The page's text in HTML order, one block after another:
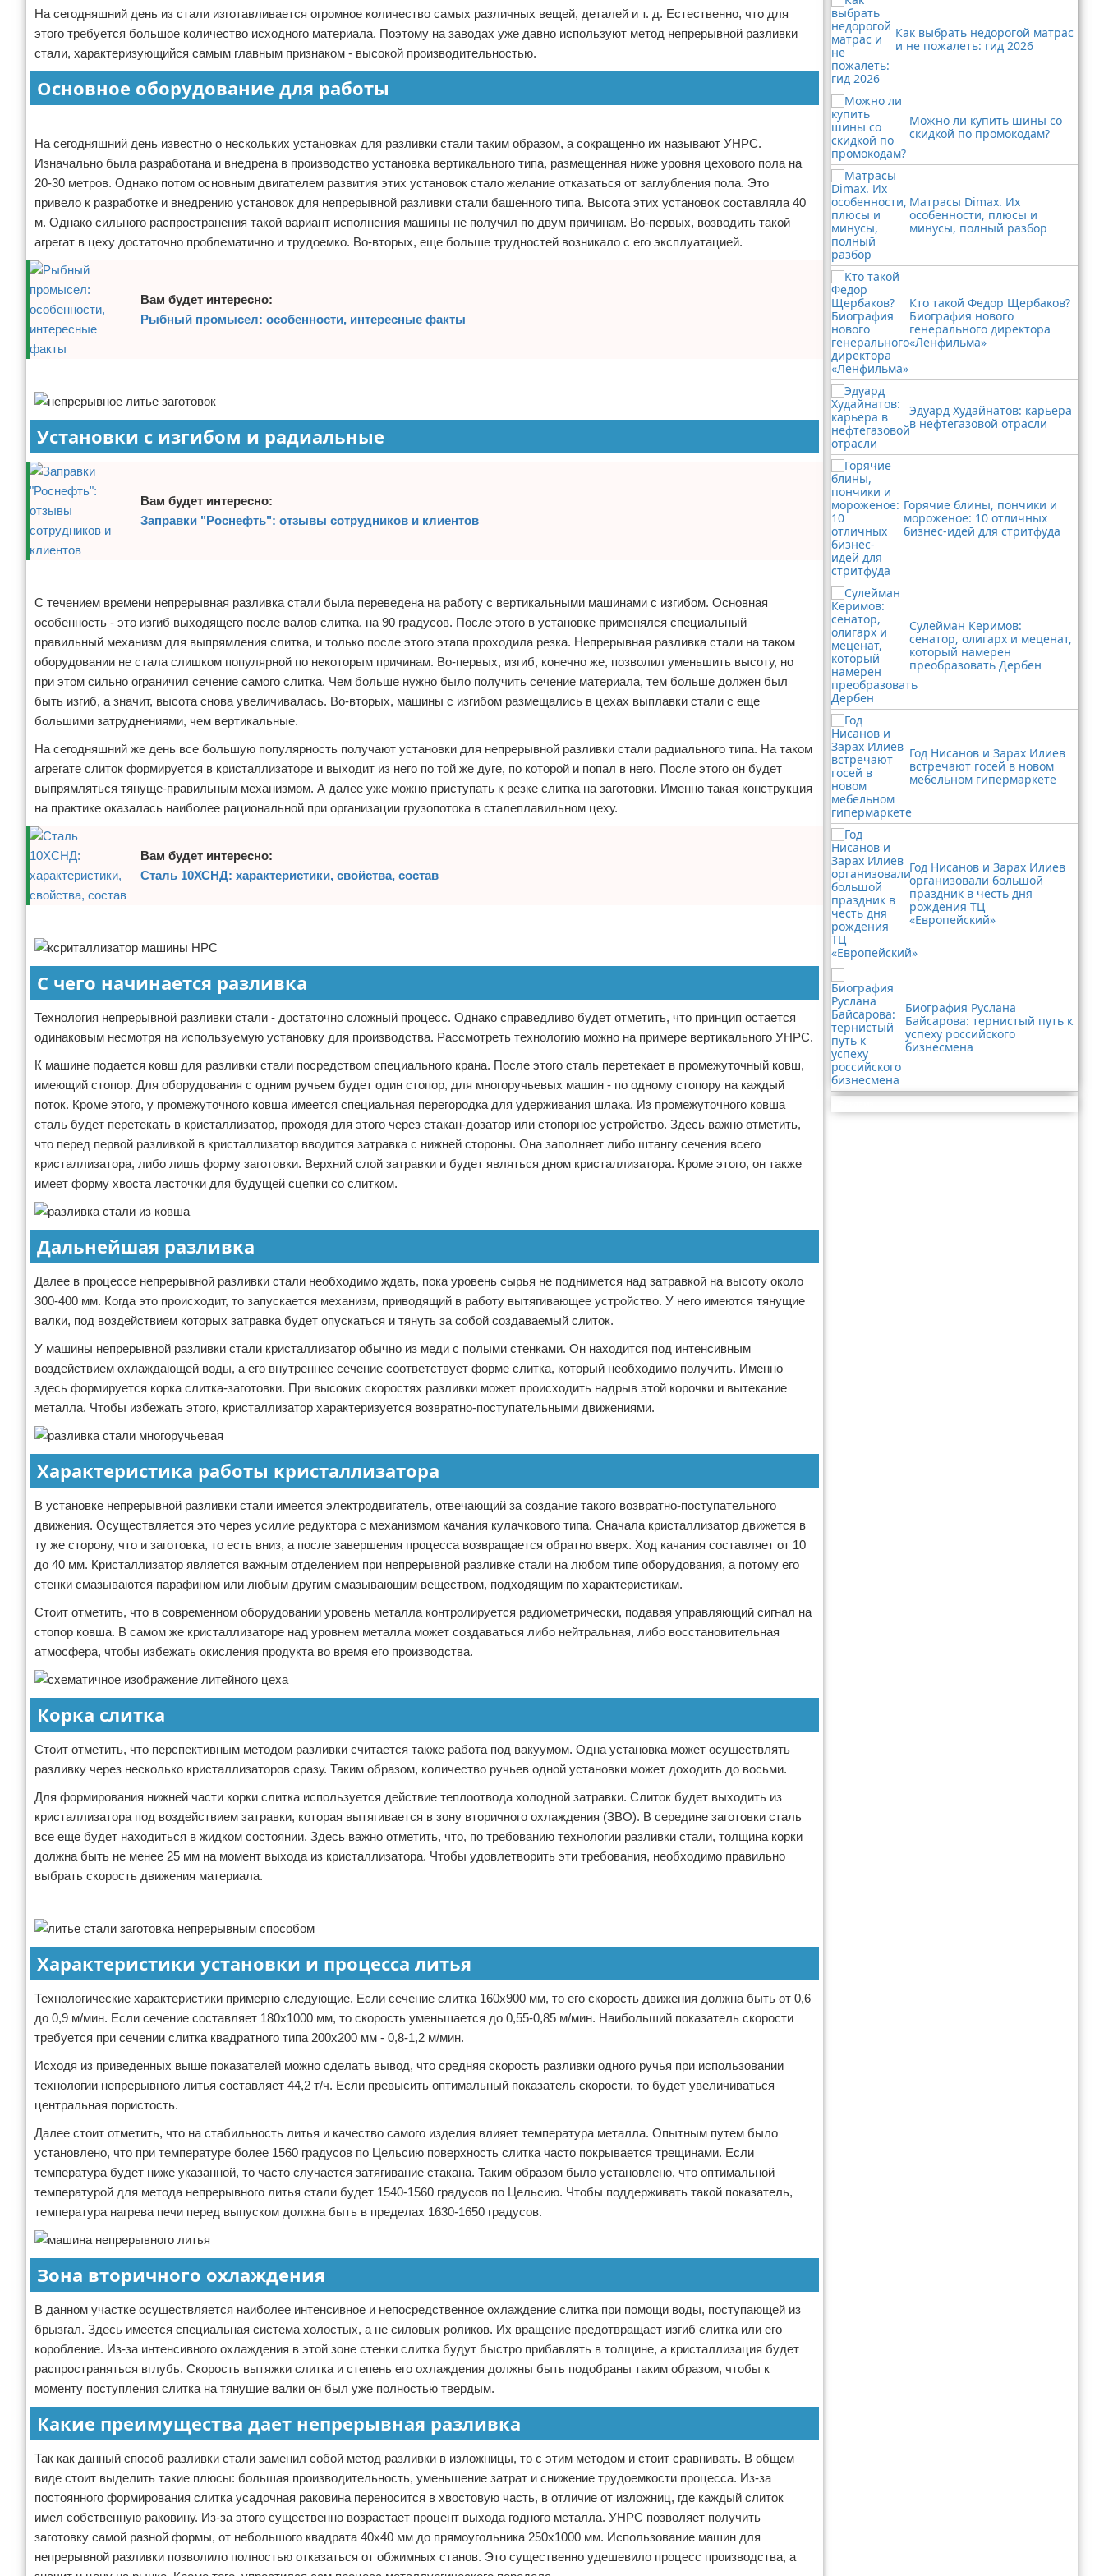
Начало бизнеса
Обзоры услуг
Самосовершенствование
Менеджмент
Отказ от ответственности
На сегодняшний день из стали изготавливается огромное количество самых различных вещей, деталей и т. д. Естественно, что для
этого требуется большое количество исходного материала. Поэтому на заводах уже давно используют метод непрерывной разливки
стали, характеризующийся самым главным признаком - высокой производительностью.
Основное оборудование для работы
На сегодняшний день известно о нескольких установках для разливки стали таким образом, а сокращенно их называют УНРС.
Изначально была разработана и внедрена в производство установка вертикального типа, размещенная ниже уровня цехового пола на
20-30 метров. Однако потом основным двигателем развития этих установок стало желание отказаться от заглубления пола. Это
привело к разработке и внедрению установок для непрерывной разливки стали башенного типа. Высота этих установок составляла 40
м. Однако сильного распространения такой вариант исполнения машины не получил по двум причинам. Во-первых, возводить такой
агрегат в цеху достаточно проблематично и трудоемко. Во-вторых, еще больше трудностей возникало с его эксплуатацией.
Вам будет интересно:
Рыбный промысел: особенности, интересные факты
Установки с изгибом и радиальные
Вам будет интересно:
Заправки "Роснефть": отзывы сотрудников и клиентов
С течением времени непрерывная разливка стали была переведена на работу с вертикальными машинами с изгибом. Основная
особенность - это изгиб выходящего после валов слитка, на 90 градусов. После этого в установке применялся специальный
правильный механизм для выпрямления слитка, и только после этого этапа проходила резка. Непрерывная разливка стали на таком
оборудовании не стала слишком популярной по некоторым причинам. Во-первых, изгиб, конечно же, позволил уменьшить высоту, но
при этом сильно ограничил сечение самого слитка. Чем больше нужно было получить сечение материала, тем больше должен был
быть изгиб, а значит, высота снова увеличивалась. Во-вторых, машины с изгибом размещались в цехах выплавки стали с еще
большими затруднениями, чем вертикальные.
На сегодняшний же день все большую популярность получают установки для непрерывной разливки стали радиального типа. На таком
агрегате слиток формируется в кристаллизаторе и выходит из него по той же дуге, по которой и попал в него. После этого он будет
выпрямляться тянуще-правильным механизмом. А далее уже можно приступать к резке слитка на заготовки. Именно такая конструкция
на практике оказалась наиболее рациональной при организации грузопотока в сталеплавильном цеху.
Вам будет интересно:
Сталь 10ХСНД: характеристики, свойства, состав
С чего начинается разливка
Технология непрерывной разливки стали - достаточно сложный процесс. Однако справедливо будет отметить, что принцип остается
одинаковым несмотря на используемую установку для производства. Рассмотреть технологию можно на примере вертикального УНРС.
К машине подается ковш для разливки стали посредством специального крана. После этого сталь перетекает в промежуточный ковш,
имеющий стопор. Для оборудования с одним ручьем будет один стопор, для многоручьевых машин - по одному стопору на каждый
поток. Кроме этого, у промежуточного ковша имеется специальная перегородка для удерживания шлака. Из промежуточного ковша
сталь будет перетекать в кристаллизатор, проходя для этого через стакан-дозатор или стопорное устройство. Здесь важно отметить,
что перед первой разливкой в кристаллизатор вводится затравка с нижней стороны. Она заполняет либо штангу сечения всего
кристаллизатора, либо лишь форму заготовки. Верхний слой затравки и будет являться дном кристаллизатора. Кроме этого, он также
имеет форму хвоста ласточки для будущей сцепки со слитком.
Дальнейшая разливка
Далее в процессе непрерывной разливки стали необходимо ждать, пока уровень сырья не поднимется над затравкой на высоту около
300-400 мм. Когда это происходит, то запускается механизм, приводящий в работу вытягивающее устройство. У него имеются тянущие
валки, под воздействием которых затравка будет опускаться и тянуть за собой создаваемый слиток.
У машины непрерывной разливки стали кристаллизатор обычно из меди с полыми стенками. Он находится под интенсивным
воздействием охлаждающей воды, а его внутреннее сечение соответствует форме слитка, который необходимо получить. Именно
здесь формируется корка слитка-заготовки. При высоких скоростях разливки может происходить надрыв этой корочки и вытекание
металла. Чтобы избежать этого, кристаллизатор характеризуется возвратно-поступательными движениями.
Характеристика работы кристаллизатора
В установке непрерывной разливки стали имеется электродвигатель, отвечающий за создание такого возвратно-поступательного
движения. Осуществляется это через усилие редуктора с механизмом качания кулачкового типа. Сначала кристаллизатор движется в
ту же сторону, что и заготовка, то есть вниз, а после завершения процесса возвращается обратно вверх. Ход качания составляет от 10
до 40 мм. Кристаллизатор является важным отделением при непрерывной разливке стали на любом типе оборудования, а потому его
стенки смазываются парафином или любым другим смазывающим веществом, подходящим по характеристикам.
Стоит отметить, что в современном оборудовании уровень металла контролируется радиометрически, подавая управляющий сигнал на
стопор ковша. В самом же кристаллизаторе над уровнем металла может создаваться либо нейтральная, либо восстановительная
атмосфера, чтобы избежать окисления продукта во время его производства.
Корка слитка
Стоит отметить, что перспективным методом разливки считается также работа под вакуумом. Одна установка может осуществлять
разливку через несколько кристаллизаторов сразу. Таким образом, количество ручьев одной установки может доходить до восьми.
Для формирования нижней части корки слитка используется действие теплоотвода холодной затравки. Слиток будет выходить из
кристаллизатора под воздействием затравки, которая вытягивается в зону вторичного охлаждения (ЗВО). В середине заготовки сталь
все еще будет находиться в жидком состоянии. Здесь важно отметить, что, по требованию технологии разливки стали, толщина корки
должна быть не менее 25 мм на момент выхода из кристаллизатора. Чтобы удовлетворить эти требования, необходимо правильно
выбрать скорость движения материала.
Характеристики установки и процесса литья
Технологические характеристики примерно следующие. Если сечение слитка 160х900 мм, то его скорость движения должна быть от 0,6
до 0,9 м/мин. Если сечение составляет 180х1000 мм, то скорость уменьшается до 0,55-0,85 м/мин. Наибольший показатель скорости
требуется при сечении слитка квадратного типа 200х200 мм - 0,8-1,2 м/мин.
Исходя из приведенных выше показателей можно сделать вывод, что средняя скорость разливки одного ручья при использовании
технологии непрерывного литья составляет 44,2 т/ч. Если превысить оптимальный показатель скорости, то будет увеличиваться
центральная пористость.
Далее стоит отметить, что на стабильность литья и качество самого изделия влияет температура металла. Опытным путем было
установлено, что при температуре более 1560 градусов по Цельсию поверхность слитка часто покрывается трещинами. Если
температура будет ниже указанной, то часто случается затягивание стакана. Таким образом было установлено, что оптимальной
температурой для метода непрерывного литья стали будет 1540-1560 градусов по Цельсию. Чтобы поддерживать такой показатель,
температура нагрева печи перед выпуском должна быть в пределах 1630-1650 градусов.
Зона вторичного охлаждения
В данном участке осуществляется наиболее интенсивное и непосредственное охлаждение слитка при помощи воды, поступающей из
брызгал. Здесь имеется специальная система холостых, а не силовых роликов. Их вращение предотвращает изгиб слитка или его
коробление. Из-за интенсивного охлаждения в этой зоне стенки слитка будут быстро прибавлять в толщине, а кристаллизация будет
распространяться вглубь. Скорость вытяжки слитка и степень его охлаждения должны быть подобраны таким образом, чтобы к
моменту поступления слитка на тянущие валки он был уже полностью твердым.
Какие преимущества дает непрерывная разливка
Так как данный способ разливки стали заменил собой метод разливки в изложницы, то с этим методом и стоит сравнивать. В общем
виде стоит выделить такие плюсы: большая производительность, уменьшение затрат и снижение трудоемкости процесса. Из-за
постоянного формирования слитка усадочная раковина переносится в хвостовую часть, в отличие от изложниц, где каждый слиток
имел собственную раковину. Из-за этого существенно возрастает процент выхода годного металла. УНРС позволяет получить
заготовку самой разной формы, от небольшого квадрата 40х40 мм до прямоугольника 250х1000 мм. Использование машин для
непрерывной разливки позволило полностью отказаться от обжимных станов. Это существенно удешевило процесс производства, а
Как выбрать недорогой матрас
и не пожалеть: гид 2026
Можно ли купить шины со
скидкой по промокодам?
Матрасы Dimax. Их
особенности, плюсы и
минусы, полный разбор
Кто такой Федор Щербаков?
Биография нового
генерального директора
«Ленфильма»
Эдуард Худайнатов: карьера
в нефтегазовой отрасли
Горячие блины, пончики и
мороженое: 10 отличных
бизнес-идей для стритфуда
Сулейман Керимов:
сенатор, олигарх и меценат,
который намерен
преобразовать Дербен
Год Нисанов и Зарах Илиев
встречают госей в новом
мебельном гипермаркете
Год Нисанов и Зарах Илиев
организовали большой
праздник в честь дня
рождения ТЦ
«Европейский»
Биография Руслана
Байсарова: тернистый путь к
успеху российского
бизнесмена